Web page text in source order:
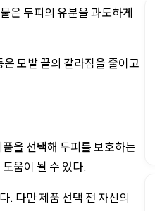
은 두피의 유분을 과도하게
모발 끝의 갈라짐을 줄이고
을 선택해 두피를 보호하는
움이 될 수 있다.
. 다만 제품 선택 전 자신의